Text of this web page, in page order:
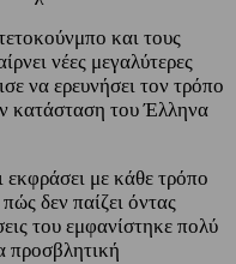
και τους
νέες μεγαλύτερες
να ερευνήσει τον τρόπο
κατάσταση του Έλληνα
εκφράσει με κάθε τρόπο
δεν παίζει όντας
του εμφανίστηκε πολύ
προσβλητική